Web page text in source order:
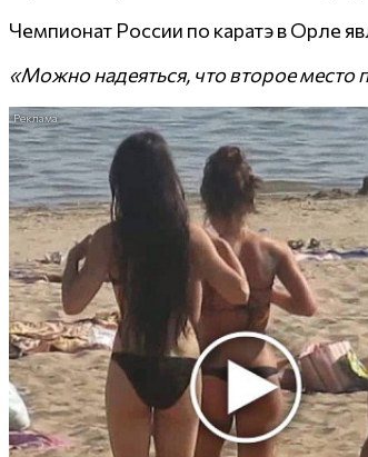
Чемпионат России по каратэ в Орле
«Можно надеяться, что второе место